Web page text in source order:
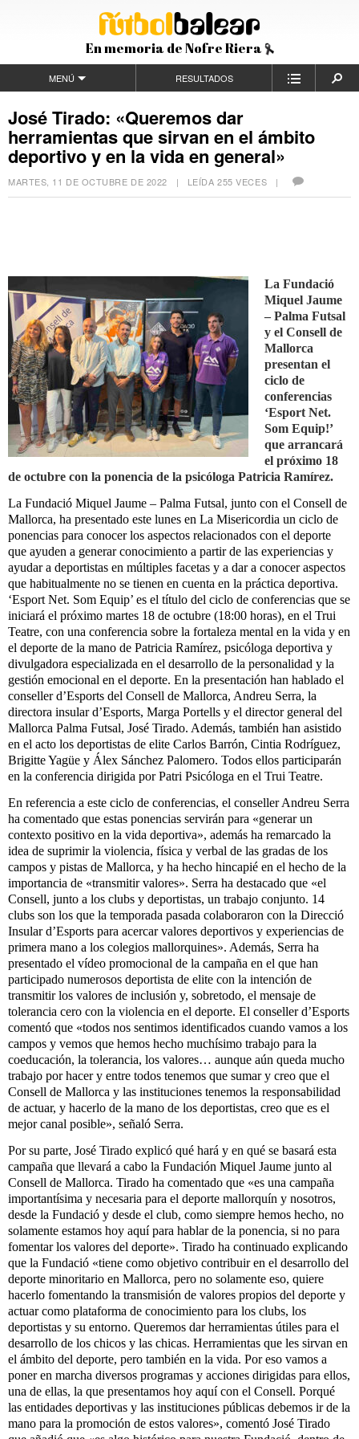
En memoria de Nofre Riera
MENÚ RESULTADOS
José Tirado: «Queremos dar
herramientas que sirvan en el ámbito
deportivo y en la vida en general»
MARTES, 11 DE OCTUBRE DE 2022 | LEÍDA 255 VECES |
La Fundació
Miquel Jaume
– Palma Futsal
y el Consell de
Mallorca
presentan el
ciclo de
conferencias
‘Esport Net.
Som Equip!’
que arrancará
el próximo 18
de octubre con la ponencia de la psicóloga Patricia Ramírez.
La Fundació Miquel Jaume – Palma Futsal, junto con el Consell de
Mallorca, ha presentado este lunes en La Misericordia un ciclo de
ponencias para conocer los aspectos relacionados con el deporte
que ayuden a generar conocimiento a partir de las experiencias y
ayudar a deportistas en múltiples facetas y a dar a conocer aspectos
que habitualmente no se tienen en cuenta en la práctica deportiva.
‘Esport Net. Som Equip’ es el título del ciclo de conferencias que se
iniciará el próximo martes 18 de octubre (18:00 horas), en el Trui
Teatre, con una conferencia sobre la fortaleza mental en la vida y en
el deporte de la mano de Patricia Ramírez, psicóloga deportiva y
divulgadora especializada en el desarrollo de la personalidad y la
gestión emocional en el deporte. En la presentación han hablado el
conseller d’Esports del Consell de Mallorca, Andreu Serra, la
directora insular d’Esports, Marga Portells y el director general del
Mallorca Palma Futsal, José Tirado. Además, también han asistido
en el acto los deportistas de elite Carlos Barrón, Cintia Rodríguez,
Brigitte Yagüe y Álex Sánchez Palomero. Todos ellos participarán
en la conferencia dirigida por Patri Psicóloga en el Trui Teatre.
En referencia a este ciclo de conferencias, el conseller Andreu Serra
ha comentado que estas ponencias servirán para «generar un
contexto positivo en la vida deportiva», además ha remarcado la
idea de suprimir la violencia, física y verbal de las gradas de los
campos y pistas de Mallorca, y ha hecho hincapié en el hecho de la
importancia de «transmitir valores». Serra ha destacado que «el
Consell, junto a los clubs y deportistas, un trabajo conjunto. 14
clubs son los que la temporada pasada colaboraron con la Direcció
Insular d’Esports para acercar valores deportivos y experiencias de
primera mano a los colegios mallorquines». Además, Serra ha
presentado el vídeo promocional de la campaña en el que han
participado numerosos deportista de elite con la intención de
transmitir los valores de inclusión y, sobretodo, el mensaje de
tolerancia cero con la violencia en el deporte. El conseller d’Esports
comentó que «todos nos sentimos identificados cuando vamos a los
campos y vemos que hemos hecho muchísimo trabajo para la
coeducación, la tolerancia, los valores… aunque aún queda mucho
trabajo por hacer y entre todos tenemos que sumar y creo que el
Consell de Mallorca y las instituciones tenemos la responsabilidad
de actuar, y hacerlo de la mano de los deportistas, creo que es el
mejor canal posible», señaló Serra.
Por su parte, José Tirado explicó qué hará y en qué se basará esta
campaña que llevará a cabo la Fundación Miquel Jaume junto al
Consell de Mallorca. Tirado ha comentado que «es una campaña
importantísima y necesaria para el deporte mallorquín y nosotros,
desde la Fundació y desde el club, como siempre hemos hecho, no
solamente estamos hoy aquí para hablar de la ponencia, si no para
fomentar los valores del deporte». Tirado ha continuado explicando
que la Fundació «tiene como objetivo contribuir en el desarrollo del
deporte minoritario en Mallorca, pero no solamente eso, quiere
hacerlo fomentando la transmisión de valores propios del deporte y
actuar como plataforma de conocimiento para los clubs, los
deportistas y su entorno. Queremos dar herramientas útiles para el
desarrollo de los chicos y las chicas. Herramientas que les sirvan en
el ámbito del deporte, pero también en la vida. Por eso vamos a
poner en marcha diversos programas y acciones dirigidas para ellos,
una de ellas, la que presentamos hoy aquí con el Consell. Porqué
las entidades deportivas y las instituciones públicas debemos ir de la
mano para la promoción de estos valores», comentó José Tirado